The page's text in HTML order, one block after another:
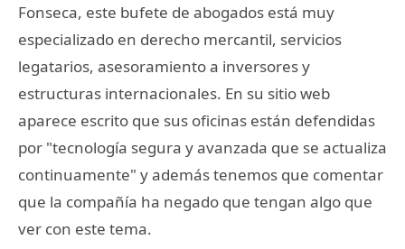
Fonseca, este bufete de abogados está muy
especializado en derecho mercantil, servicios
legatarios, asesoramiento a inversores y
estructuras internacionales. En su sitio web
aparece escrito que sus oficinas están defendidas
por "tecnología segura y avanzada que se actualiza
continuamente" y además tenemos que comentar
que la compañía ha negado que tengan algo que
ver con este tema.